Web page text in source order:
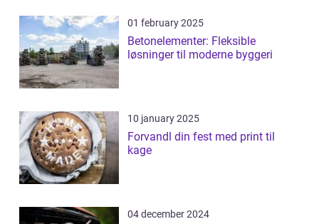
01 february 2025
Betonelementer: Fleksible
løsninger til moderne byggeri
10 january 2025
Forvandl din fest med print til
kage
04 december 2024